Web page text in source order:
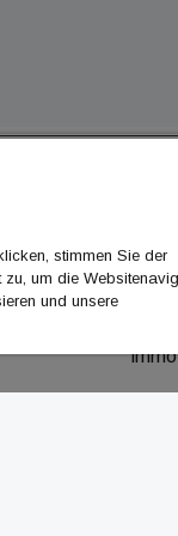
stimmen Sie der
um die
und unsere